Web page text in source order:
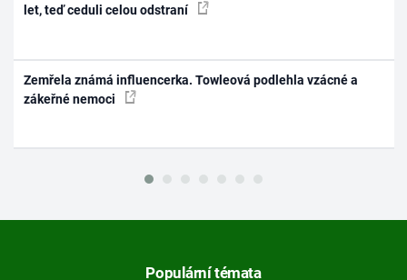
let, teď ceduli celou odstraní
Zemřela známá influencerka. Towleová podlehla vzácné a
zákeřné nemoci
Populární témata